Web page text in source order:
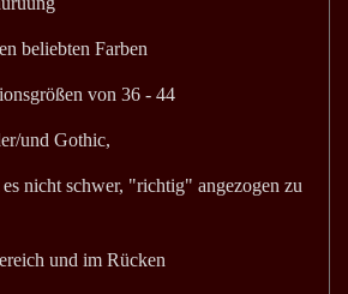
beliebten Farben
von 36 - 44
und Gothic,
nicht schwer, "richtig" angezogen zu
und im Rücken